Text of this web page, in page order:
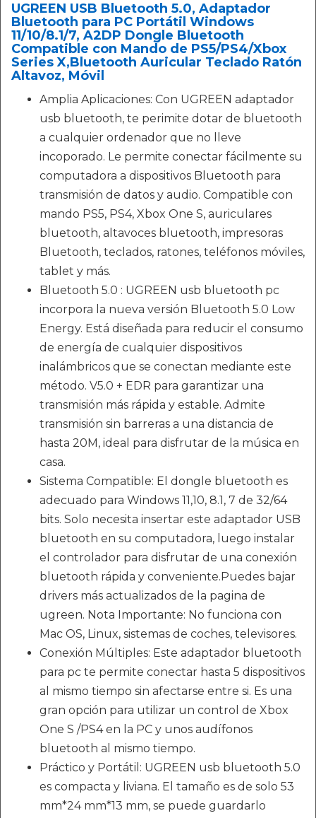
UGREEN USB Bluetooth 5.0, Adaptador
Bluetooth para PC Portátil Windows
11/10/8.1/7, A2DP Dongle Bluetooth
Compatible con Mando de PS5/PS4/Xbox
Series X,Bluetooth Auricular Teclado Ratón
Altavoz, Móvil
Amplia Aplicaciones: Con UGREEN adaptador
usb bluetooth, te perimite dotar de bluetooth
a cualquier ordenador que no lleve
incoporado. Le permite conectar fácilmente su
computadora a dispositivos Bluetooth para
transmisión de datos y audio. Compatible con
mando PS5, PS4, Xbox One S, auriculares
bluetooth, altavoces bluetooth, impresoras
Bluetooth, teclados, ratones, teléfonos móviles,
tablet y más.
Bluetooth 5.0 : UGREEN usb bluetooth pc
incorpora la nueva versión Bluetooth 5.0 Low
Energy. Está diseñada para reducir el consumo
de energía de cualquier dispositivos
inalámbricos que se conectan mediante este
método. V5.0 + EDR para garantizar una
transmisión más rápida y estable. Admite
transmisión sin barreras a una distancia de
hasta 20M, ideal para disfrutar de la música en
casa.
Sistema Compatible: El dongle bluetooth es
adecuado para Windows 11,10, 8.1, 7 de 32/64
bits. Solo necesita insertar este adaptador USB
bluetooth en su computadora, luego instalar
el controlador para disfrutar de una conexión
bluetooth rápida y conveniente.Puedes bajar
drivers más actualizados de la pagina de
ugreen. Nota Importante: No funciona con
Mac OS, Linux, sistemas de coches, televisores.
Conexión Múltiples: Este adaptador bluetooth
para pc te permite conectar hasta 5 dispositivos
al mismo tiempo sin afectarse entre si. Es una
gran opción para utilizar un control de Xbox
One S /PS4 en la PC y unos audífonos
bluetooth al mismo tiempo.
Práctico y Portátil: UGREEN usb bluetooth 5.0
es compacta y liviana. El tamaño es de solo 53
mm*24 mm*13 mm, se puede guardarlo